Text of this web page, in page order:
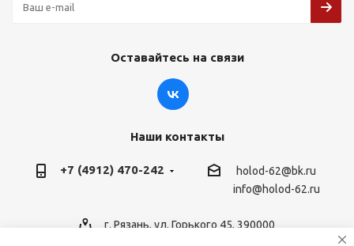
Оставайтесь на связи
Наши контакты
+7 (4912) 470-242
holod-62@bk.ru
info@holod-62.ru
г. Рязань, ул. Горького 45, 390000